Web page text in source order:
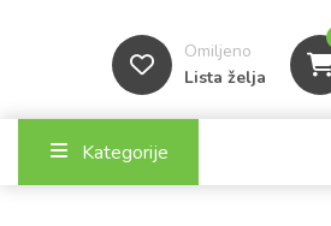
Omiljeno
Lista želja
Kategorije